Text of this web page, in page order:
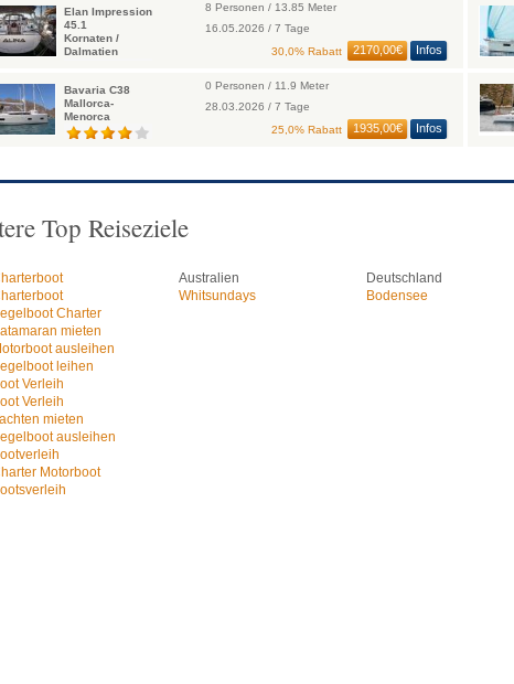
Elan Impression
45.1
Kornaten /
Dalmatien
8 Personen / 13.85 Meter
16.05.2026 / 7 Tage
2170,00€ Infos
30,0% Rabatt
Bavaria C38
Mallorca-
Menorca
0 Personen / 11.9 Meter
28.03.2026 / 7 Tage
1935,00€ Infos
25,0% Rabatt
Top Reiseziele
Charter
mieten
ausleihen
leihen
Verleih
Verleih
mieten
ausleihen
Motorboot
Australien
Whitsundays
Deutschland
Bodensee